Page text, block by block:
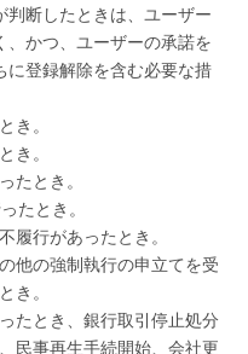
判断したときは、ユーザー
かつ、ユーザーの承諾を
に登録解除を含む必要な措
き。
き。
たとき。
たとき。
履行があったとき。
他の強制執行の申立てを受
き。
たとき、銀行取引停止処分
民事再生手続開始、会社更